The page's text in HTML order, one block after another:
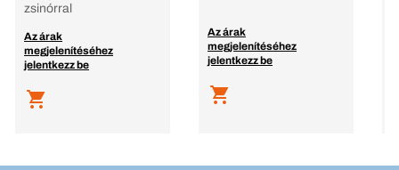
zsinórral
Az árak
megjelenítéséhez
jelentkezz be
Az árak
megjelenítéséhez
jelentkezz be